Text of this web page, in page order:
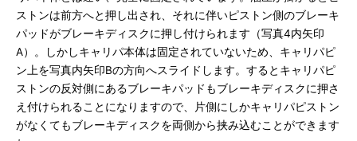
ストンは前方へと押し出され、それに伴いピストン側のブレーキ
パッドがブレーキディスクに押し付けられます（写真4内矢印
A）。しかしキャリパ本体は固定されていないため、キャリパピ
ン上を写真内矢印Bの方向へスライドします。するとキャリパピ
ストンの反対側にあるブレーキパッドもブレーキディスクに押さ
え付けられることになりますので、片側にしかキャリパピストン
がなくてもブレーキディスクを両側から挟み込むことができます